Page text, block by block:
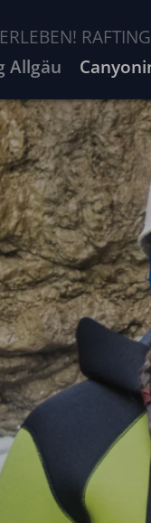
Allgäu